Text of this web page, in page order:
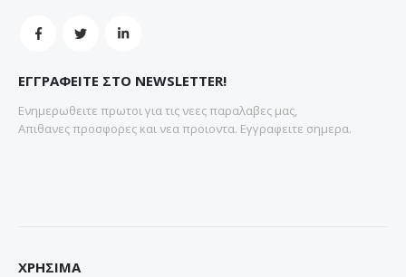
ΕΓΓΡΑΦΕΙΤΕ ΣΤΟ NEWSLETTER!
Ενημερωθειτε πρωτοι για τις νεες παραλαβες μας,
Απιθανες προσφορες και νεα προιοντα. Εγγραφειτε σημερα.
ΧΡΗΣΙΜΑ